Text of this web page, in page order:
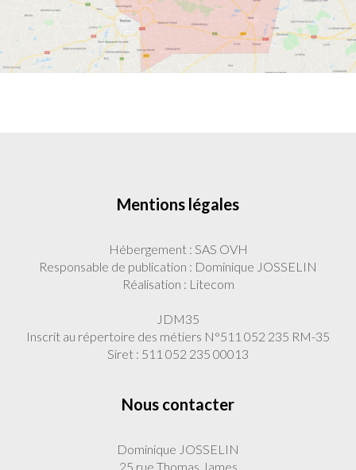
Mentions légales
Hébergement : SAS OVH
Responsable de publication : Dominique JOSSELIN
Réalisation : Litecom
JDM35
Inscrit au répertoire des métiers N°511 052 235 RM-35
Siret : 511 052 235 00013
Nous contacter
Dominique JOSSELIN
25 rue Thomas James